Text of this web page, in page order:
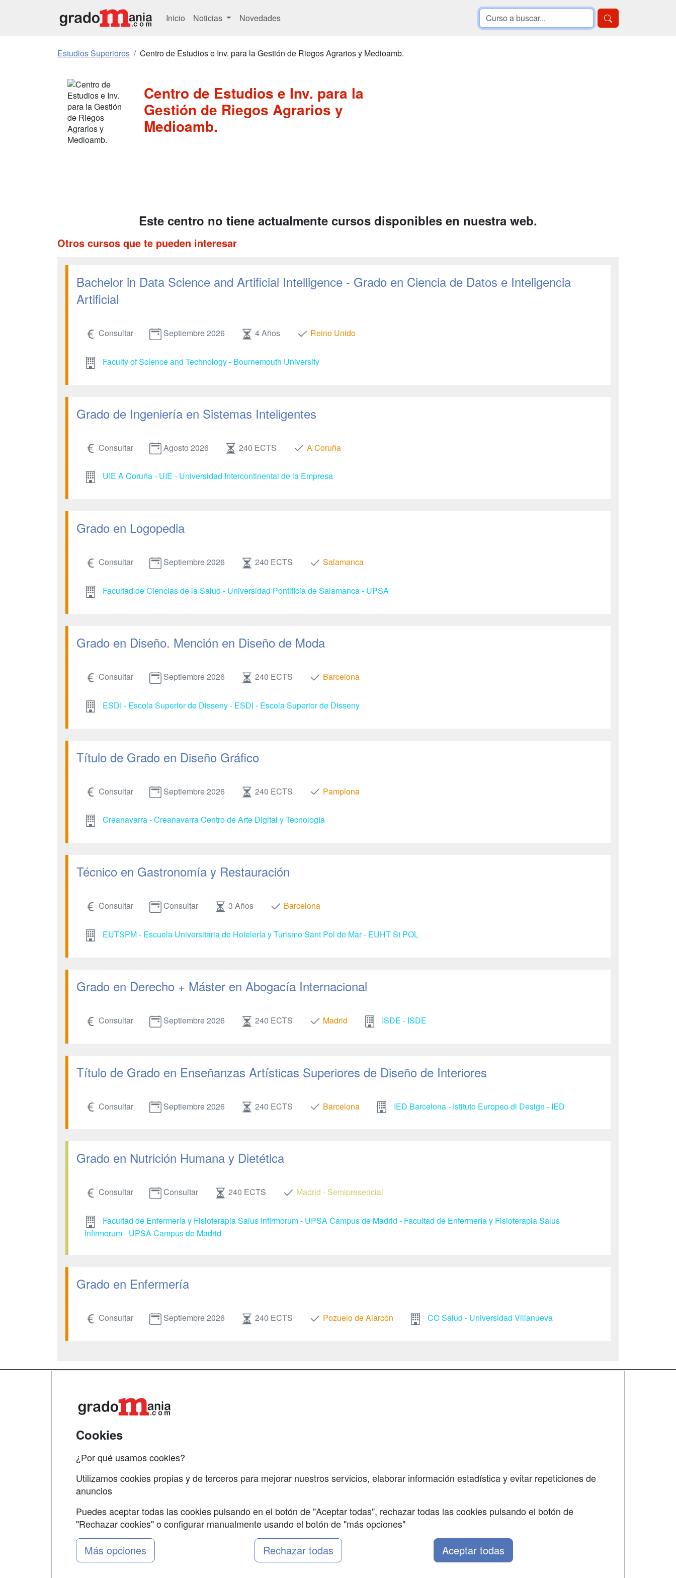
Inicio Noticias Novedades
Estudios Superiores Centro de Estudios e Inv. para la Gestión de Riegos Agrarios y Medioamb.
Centro de Estudios e Inv. para la
Gestión de Riegos Agrarios y
Medioamb.
Este centro no tiene actualmente cursos disponibles en nuestra web.
Otros cursos que te pueden interesar
Bachelor in Data Science and Artificial Intelligence - Grado en Ciencia de Datos e Inteligencia
Artificial
Consultar Septiembre 2026 4 Años Reino Unido
Faculty of Science and Technology - Bournemouth University
Grado de Ingeniería en Sistemas Inteligentes
Consultar Agosto 2026 240 ECTS A Coruña
UIE A Coruña - UIE - Universidad Intercontinental de la Empresa
Grado en Logopedia
Consultar Septiembre 2026 240 ECTS Salamanca
Facultad de Ciencias de la Salud - Universidad Pontificia de Salamanca - UPSA
Grado en Diseño. Mención en Diseño de Moda
Consultar Septiembre 2026 240 ECTS Barcelona
ESDI - Escola Superior de Disseny - ESDI - Escola Superior de Disseny
Título de Grado en Diseño Gráfico
Consultar Septiembre 2026 240 ECTS Pamplona
Creanavarra - Creanavarra Centro de Arte Digital y Tecnología
Técnico en Gastronomía y Restauración
Consultar Consultar 3 Años Barcelona
EUTSPM - Escuela Universitaria de Hotelería y Turismo Sant Pol de Mar - EUHT St POL
Grado en Derecho + Máster en Abogacía Internacional
Consultar Septiembre 2026 240 ECTS Madrid ISDE - ISDE
Título de Grado en Enseñanzas Artísticas Superiores de Diseño de Interiores
Consultar Septiembre 2026 240 ECTS Barcelona IED Barcelona - Istituto Europeo di Design - IED
Grado en Nutrición Humana y Dietética
Consultar Consultar 240 ECTS Madrid - Semipresencial
Facultad de Enfermería y Fisioterapia Salus Infirmorum - UPSA Campus de Madrid - Facultad de Enfermería y Fisioterapia Salus
Infirmorum - UPSA Campus de Madrid
Grado en Enfermería
Consultar Septiembre 2026 240 ECTS Pozuelo de Alarcón CC Salud - Universidad Villanueva
Grupo formazion:
Cookies
¿Por qué usamos cookies?
Utilizamos cookies propias y de terceros para mejorar nuestros servicios, elaborar información estadística y evitar repeticiones de
anuncios
Puedes aceptar todas las cookies pulsando en el botón de "Aceptar todas", rechazar todas las cookies pulsando el botón de
"Rechazar cookies" o configurar manualmente usando el botón de "más opciones"
Más opciones Rechazar todas Aceptar todas